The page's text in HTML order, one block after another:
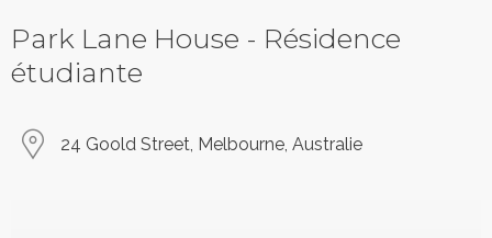
Park Lane House - Résidence
étudiante
24 Goold Street, Melbourne, Australie